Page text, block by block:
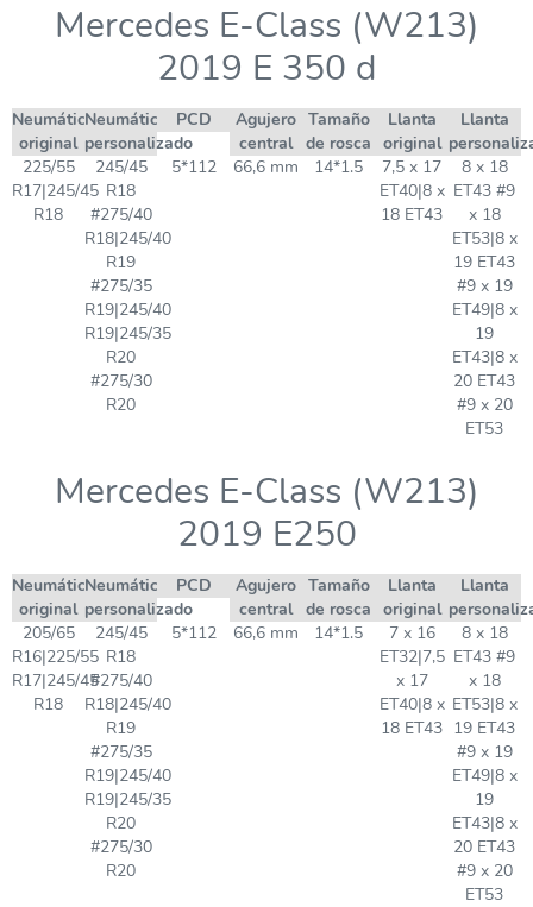
Mercedes E-Class (W213)
2019 E 350 d
Neumático
original
Neumático
personalizado
PCD
Agujero
central
Tamaño
de rosca
Llanta
original
Llanta
225/55
R17|245/45
R18
245/45
R18
#275/40
R18|245/40
R19
#275/35
R19|245/40
R19|245/35
R20
#275/30
R20
5*112 66,6 mm 14*1.5
7,5 x 17
ET40|8 x
18 ET43
8 x 18
ET43 #9
x 18
ET53|8 x
19 ET43
#9 x 19
ET49|8 x
19
ET43|8 x
20 ET43
#9 x 20
ET53
Mercedes E-Class (W213)
2019 E250
Neumático
original
Neumático
personalizado
PCD
Agujero
central
Tamaño
de rosca
Llanta
original
Llanta
205/65
R16|225/55
R17|245/45
R18
245/45
R18
#275/40
R18|245/40
R19
#275/35
R19|245/40
R19|245/35
R20
#275/30
R20
5*112 66,6 mm 14*1.5
7 x 16
ET32|7,5
x 17
ET40|8 x
18 ET43
8 x 18
ET43 #9
x 18
ET53|8 x
19 ET43
#9 x 19
ET49|8 x
19
ET43|8 x
20 ET43
#9 x 20
ET53